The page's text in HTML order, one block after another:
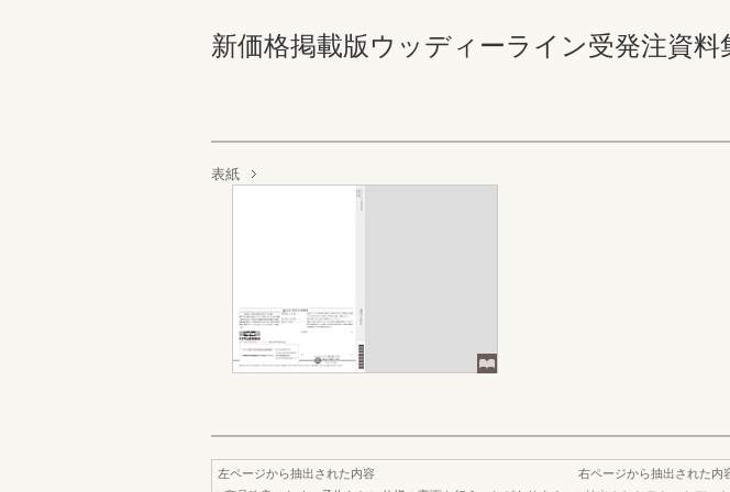
新価格掲載版ウッディーライン受発注資料
表紙
左ページから抽出された内容
右ページから抽出された内